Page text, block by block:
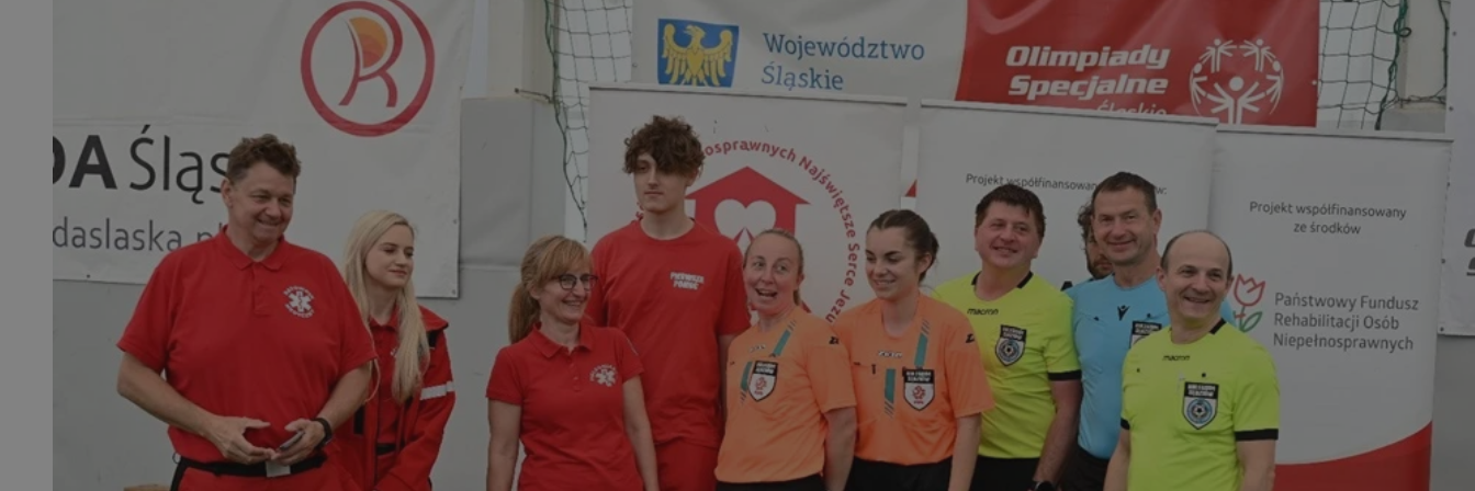
SessID rudaslaska.com.pl
Ten plik cookie przechowuje identyfikator sesji.
QeSessID
rudaslaska.com.pl 1 rok
Ten plik cookie przechowuje identyfikator sesji.
MvSessID
rudaslaska.com.pl 1 rok
Ten plik cookie przechowuje identyfikator sesji.
msToken
.tiktok.com
Ten plik cookie jest używany do celów
zabezpieczone, jak poruszać się przez witrynę
internetową lub interakcji z jej usług.
Cloudflare Inc.
.x.com
30 minut
Ten plik cookie służy do rozróżniania ludzi i botów.
Jest to korzystne dla strony internetowej, ponieważ
umożliwia tworzenie ważnych raportów na temat
korzystania z jej witryny internetowej.
__cf_bm
Cloudflare Inc.
.twitter.com
29 minut 59
sekund
Ten plik cookie służy do rozróżniania ludzi i botów.
Jest to korzystne dla strony internetowej, ponieważ
umożliwia tworzenie ważnych raportów na temat
korzystania z jej witryny internetowej.
VISITOR_PRIVACY_METADATA
YouTube
.youtube.com
5 miesięcy 4
tygodnie
Ten plik cookie jest używany do przechowywania
zgody użytkownika i wyboru prywatności dla ich
interakcji z witryną. Rejestruje dane dotyczące
zgody odwiedzającego na różne polityki i
ustawienia prywatności, zapewniając, że ich
preferencje zostaną uhonorowane w przyszłych
sesjach.
CookieScriptConsent
4 tygodnie 2 dni
Ten plik cookie jest używany przez usługę Cookie-
Polityce prywatności Google